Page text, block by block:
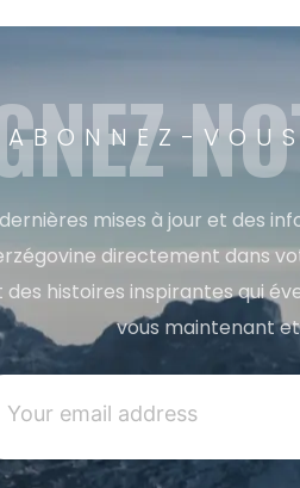
ABONNEZ-
mises à jour et des
directement dans
histoires inspirantes qui
vous maintenant